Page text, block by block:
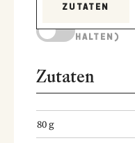
ZUTATEN
HALTEN)
Zutaten
80g